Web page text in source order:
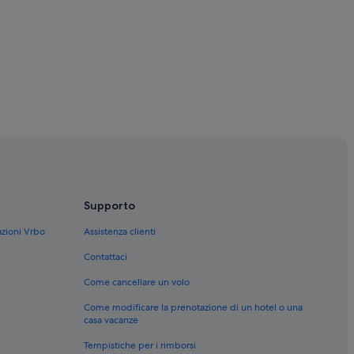
Vrbo
Supporto
Assistenza clienti
Contattaci
Come cancellare un volo
Come modificare la prenotazione di un hotel o una
casa vacanze
Tempistiche per i rimborsi